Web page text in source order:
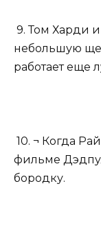
9. Том Харди
небольшую
работает еще
10. ¬ Когда
фильме
бородку.